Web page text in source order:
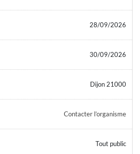
28/09/2026
30/09/2026
Dijon 21000
Contacter l’organisme
Tout public